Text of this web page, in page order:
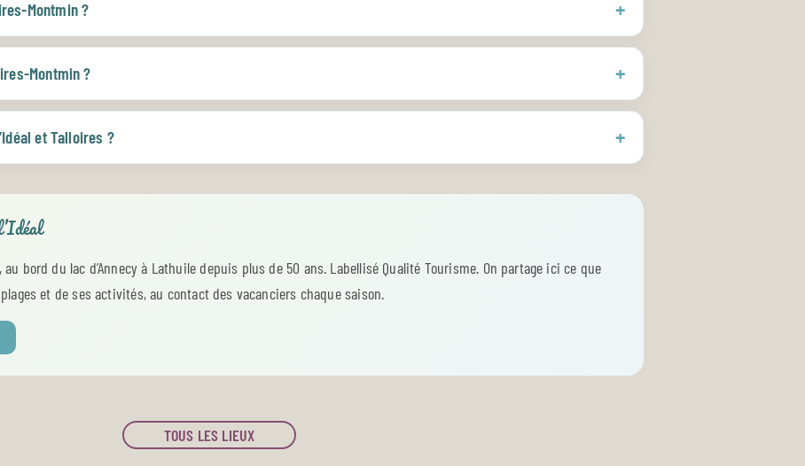
Montmin ?
Montmin ?
et Talloires ?
bord du lac d’Annecy à Lathuile depuis plus de 50 ans. Labellisé Qualité Tourisme. On partage ici ce que
et de ses activités, au contact des vacanciers chaque saison.
TOUS LES LIEUX